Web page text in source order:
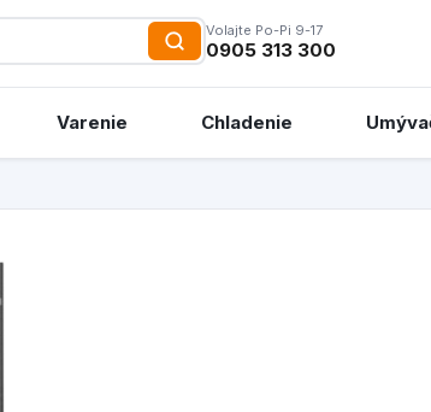
Volajte Po-Pi 9-17
0905 313 300
Varenie Chladenie